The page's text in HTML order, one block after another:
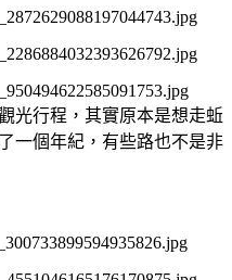
光行程，其實原本是想走蚯
一個年紀，有些路也不是非